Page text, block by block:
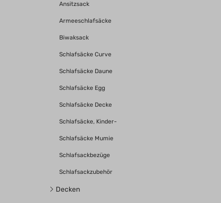
Ansitzsack
Armeeschlafsäcke
Biwaksack
Schlafsäcke Curve
Schlafsäcke Daune
Schlafsäcke Egg
Schlafsäcke Decke
Schlafsäcke, Kinder-
Schlafsäcke Mumie
Schlafsackbezüge
Schlafsackzubehör
Decken